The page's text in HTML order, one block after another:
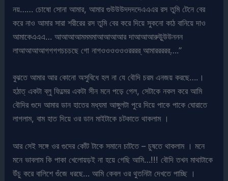
নয়…… চোষো সোনা আমার, আমার গুউউউদদদদেএএএর রস তুমি টেনে বের
করে নাও আমার সারা শরীরের রস তুমি বের করে দিয়ে সুকনো কাঠ বানিয়ে দাও
আমাকেএএএ… আআআআমমমমাআআআআর দাআআআরুউ়ুউউননন
লাআআআআগগগগচচচছে গো নাগওওওওওওরররর্ আমাররররর্….”
বুঝতে আমার আর কোনো অসুবিধে হল না যে বৌদি চরম এনজয় করছে….।
হঠাত্ একটা ব্লু ফিল্মের একটা সীন মনে পড়ে গেল, সেটাকে নকল করে আমি
বৌদির গুদে আমার ডান হাতের মধ্যমা আঙ্গুলটা পুরে দিয়ে পাকে পাকে ঘোরাতে
লাগলাম, বাম হাত দিয়ে ওর ডান মাইটাকে চটকাতে থাকলাম ।
আর সেই সঙ্গে ওর গুদের কোঁট টাকে সমানে চাটতে – চুষতে থাকলাম । মনে
মনে ভাবলাম কি পাকা খেলোয়ড়ই না হয়ে গেছি আমি…!!! বৌদি তখন মাথাটাকে
উঁচু করে বালিশে গুঁজে ধরছে… আমি কেবল ওর থুতনিটা দেখতে পাচ্ছি ।